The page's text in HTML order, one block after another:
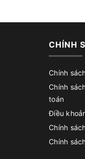
CHÍNH
Chính
Chính
toán
Điều
Chính
Chính